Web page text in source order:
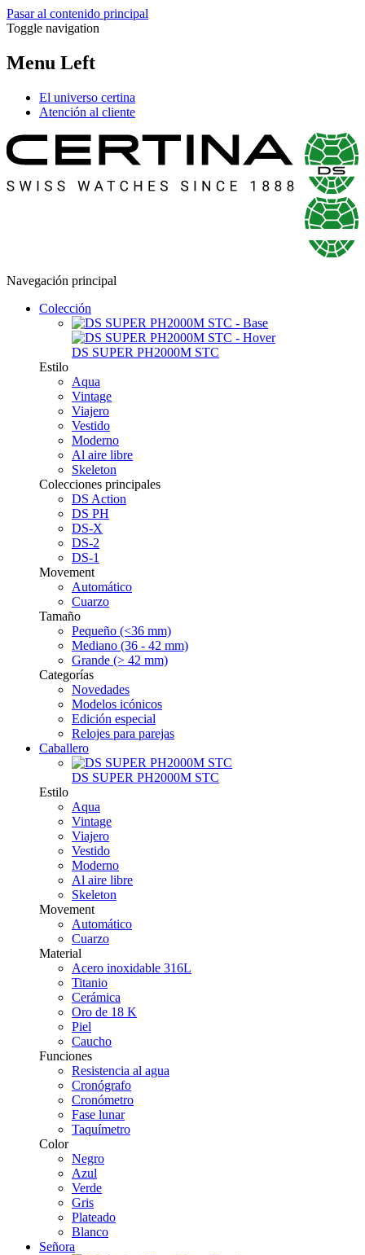
Pasar al contenido principal
Toggle navigation
Menu Left
El universo certina
Atención al cliente
Navegación principal
Colección
DS SUPER PH2000M STC
Estilo
Aqua
Vintage
Viajero
Vestido
Moderno
Al aire libre
Skeleton
Colecciones principales
DS Action
DS PH
DS-X
DS-2
DS-1
Movement
Automático
Cuarzo
Tamaño
Pequeño (<36 mm)
Mediano (36 - 42 mm)
Grande (> 42 mm)
Categorías
Novedades
Modelos icónicos
Edición especial
Relojes para parejas
Caballero
DS SUPER PH2000M STC
Estilo
Aqua
Vintage
Viajero
Vestido
Moderno
Al aire libre
Skeleton
Movement
Automático
Cuarzo
Material
Acero inoxidable 316L
Titanio
Cerámica
Oro de 18 K
Piel
Caucho
Funciones
Resistencia al agua
Cronógrafo
Cronómetro
Fase lunar
Taquímetro
Color
Negro
Azul
Verde
Gris
Plateado
Blanco
Señora